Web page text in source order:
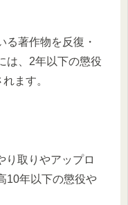
る著作物を反復・
は、2年以下の懲役
ます。
り取りやアップロ
10年以下の懲役や